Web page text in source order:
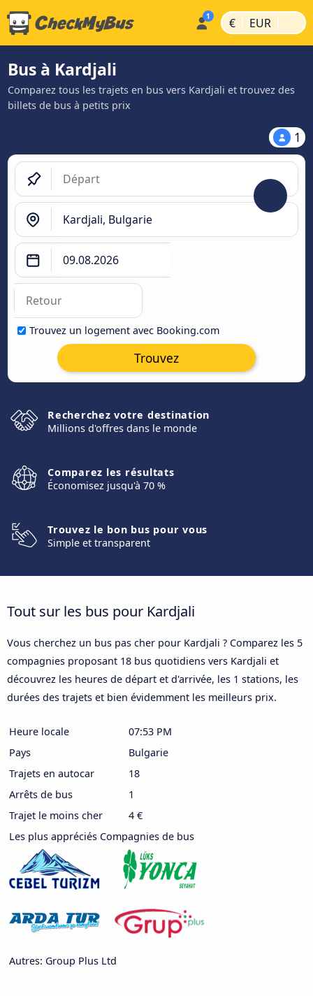
€ | EUR |
Bus à Kardjali
Comparez tous les trajets en bus vers Kardjali et trouvez des
billets de bus à petits prix
1
Trouvez un logement avec Booking.com
Trouvez
Recherchez votre destination
Millions d'offres dans le monde
Comparez les résultats
Économisez jusqu'à 70 %
Trouvez le bon bus pour vous
Simple et transparent
Tout sur les bus pour Kardjali
Vous cherchez un bus pas cher pour Kardjali ? Comparez les 5
compagnies proposant 18 bus quotidiens vers Kardjali et
découvrez les heures de départ et d'arrivée, les 1 stations, les
durées des trajets et bien évidemment les meilleurs prix.
Heure locale
07:53 PM
Pays
Bulgarie
Trajets en autocar
18
Arrêts de bus
1
Trajet le moins cher
4 €
Les plus appréciés Compagnies de bus
Autres: Group Plus Ltd